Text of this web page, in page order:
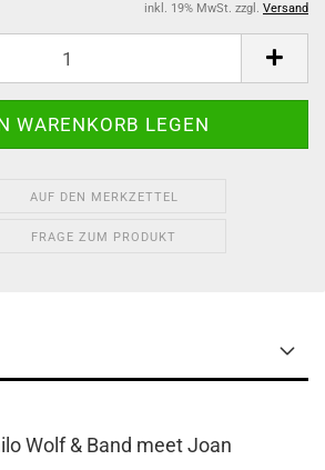
inkl. 19% MwSt. zzgl. Versand
AUF DEN MERKZETTEL
FRAGE ZUM PRODUKT
Wolf & Band meet Joan